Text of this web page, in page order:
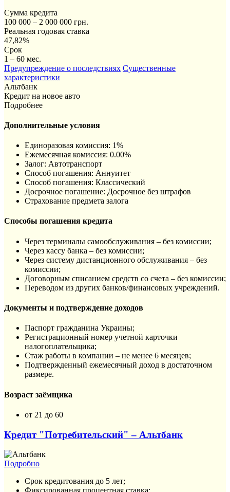
Сумма кредита
100 000 – 2 000 000 грн.
Реальная годовая ставка
47,82%
Срок
1 – 60 мес.
Предупреждение о последствиях Существенные
характеристики
Альтбанк
Кредит на новое авто
Подробнее
Дополнительные условия
Единоразовая комиссия: 1%
Ежемесячная комиссия: 0.00%
Залог: Автотранспорт
Способ погашения: Aннуитет
Способ погашения: Классический
Досрочное погашение: Досрочное без штрафов
Страхование предмета залога
Способы погашения кредита
Через терминалы самообслуживания – без комиссии;
Через кассу банка – без комиссии;
Через систему дистанционного обслуживания – без
комиссии;
Договорным списанием средств со счета – без комиссии;
Переводом из других банков/финансовых учреждений.
Документы и подтверждение доходов
Паспорт гражданина Украины;
Регистрационный номер учетной карточки
налогоплательщика;
Стаж работы в компании – не менее 6 месяцев;
Подтвержденный ежемесячный доход в достаточном
размере.
Возраст заёмщика
от 21 до 60
Кредит "Потребительский" – Альтбанк
Подробно
Срок кредитования до 5 лет;